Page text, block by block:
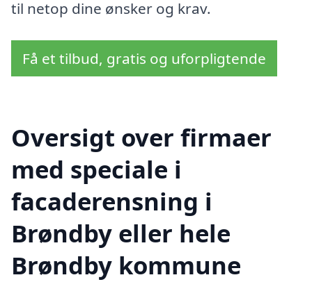
til netop dine ønsker og krav.
Få et tilbud, gratis og uforpligtende
Oversigt over firmaer
med speciale i
facaderensning i
Brøndby eller hele
Brøndby kommune